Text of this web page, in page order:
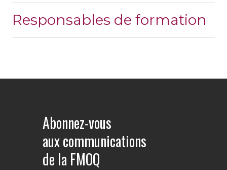
Responsables de formation
Abonnez-vous
aux communications
de la FMOQ